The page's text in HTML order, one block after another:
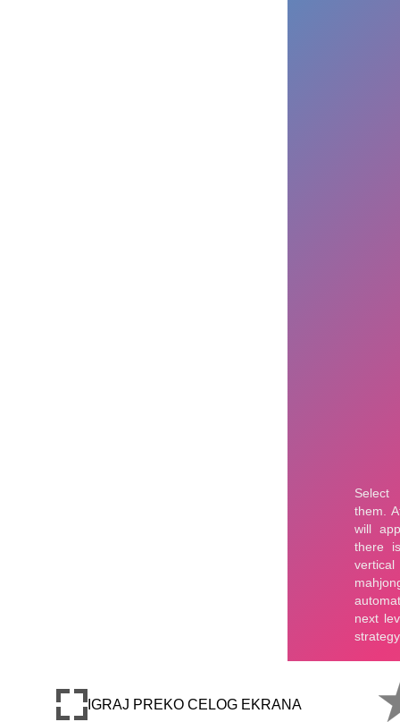
IGRAJ PREKO CELOG EKRANA